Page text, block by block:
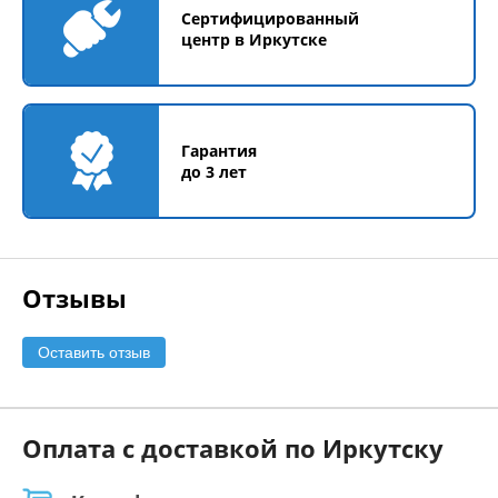
Сертифицированный
центр в Иркутске
Гарантия
до 3 лет
Отзывы
Оставить отзыв
Оплата с доставкой по Иркутску